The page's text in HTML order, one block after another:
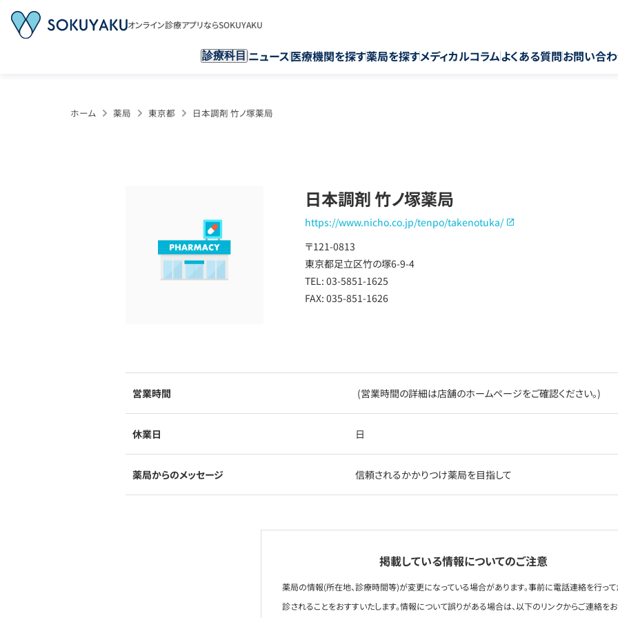
オンライン診療アプリならSOKUYAKU
診療科目 ニュース医療機関を探す薬局を探すメディカルコラムよくある質問お問い合
ホーム 薬局 東京都 日本調剤 竹ノ塚薬局
日本調剤 竹ノ塚薬局
https://www.nicho.co.jp/tenpo/takenotuka/
〒121-0813
東京都足立区竹の塚6-9-4
TEL: 03-5851-1625
FAX: 035-851-1626
営業時間 (営業時間の詳細は店舗のホームページをご確認ください。)
休業日 日
薬局からのメッセージ 信頼されるかかりつけ薬局を目指して
掲載している情報についてのご注意
薬局の情報(所在地、診療時間等)が変更になっている場合があります。事前に電話連絡を行っ
診されることをおすすいたします。情報について誤りがある場合は、以下のリンクからご連絡を